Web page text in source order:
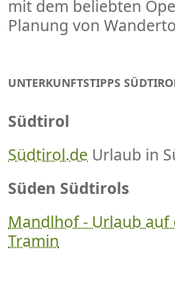
mit dem beliebten
Planung von
UNTERKUNFTSTIPPS
Südtirol
Südtirol.de Urlaub in
Süden Südtirols
Mandlhof - Urlaub
Tramin